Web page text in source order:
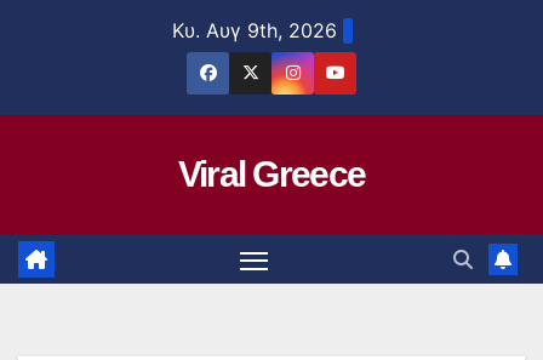
Κυ. Αυγ 9th, 2026
Viral Greece